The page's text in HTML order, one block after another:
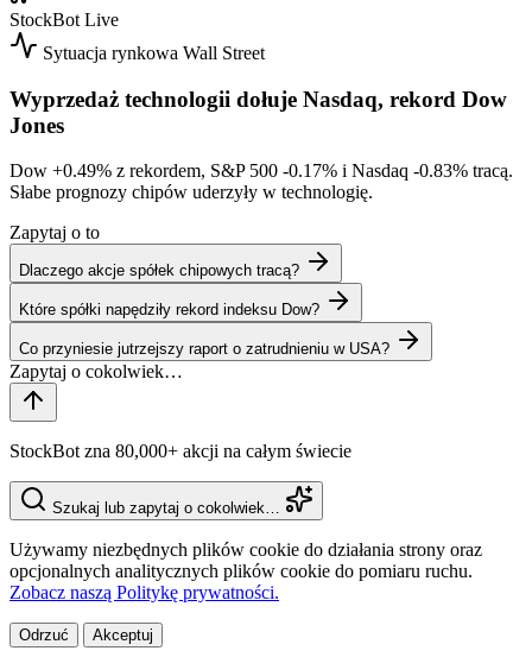
StockBot Live
Sytuacja rynkowa Wall Street
Wyprzedaż technologii dołuje Nasdaq, rekord Dow
Jones
Dow +0.49% z rekordem, S&P 500 -0.17% i Nasdaq -0.83% tracą.
Słabe prognozy chipów uderzyły w technologię.
Zapytaj o to
Dlaczego akcje spółek chipowych tracą?
Które spółki napędziły rekord indeksu Dow?
Co przyniesie jutrzejszy raport o zatrudnieniu w USA?
StockBot zna 80,000+ akcji na całym świecie
Szukaj lub zapytaj o cokolwiek…
Używamy niezbędnych plików cookie do działania strony oraz
opcjonalnych analitycznych plików cookie do pomiaru ruchu.
Zobacz naszą Politykę prywatności.
Odrzuć Akceptuj